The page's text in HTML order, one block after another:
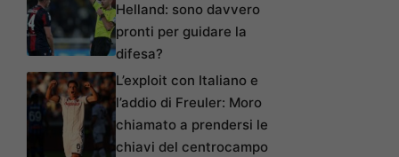
Helland: sono davvero
pronti per guidare la
difesa?
L’exploit con Italiano e
l’addio di Freuler: Moro
chiamato a prendersi le
chiavi del centrocampo